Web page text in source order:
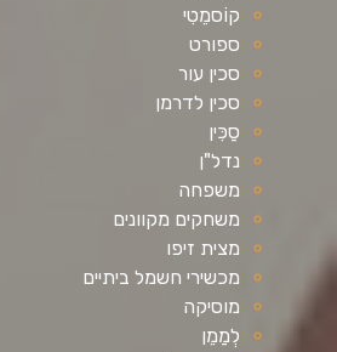
קוֹסמֵטִי
ספורט
סכין עור
סכין לדרמן
סַכִּין
נדל"ן
משפחה
משחקים מקוונים
מצית זיפו
מכשירי חשמל ביתיים
מוסיקה
לְמַמֵן